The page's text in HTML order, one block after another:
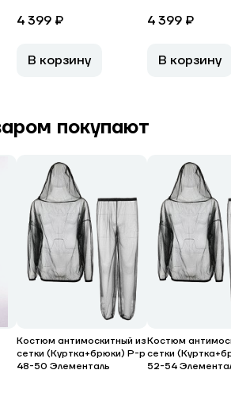
4 399 ₽
В корзину
4 399 ₽
В корзину
покупают
Костюм антимоскитный из
сетки (Куртка+брюки) Р-р
48-50 Элементаль
Костюм
сетки
52-54